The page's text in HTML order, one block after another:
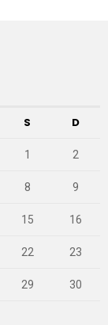
S D
1 2
8 9
15 16
22 23
29 30